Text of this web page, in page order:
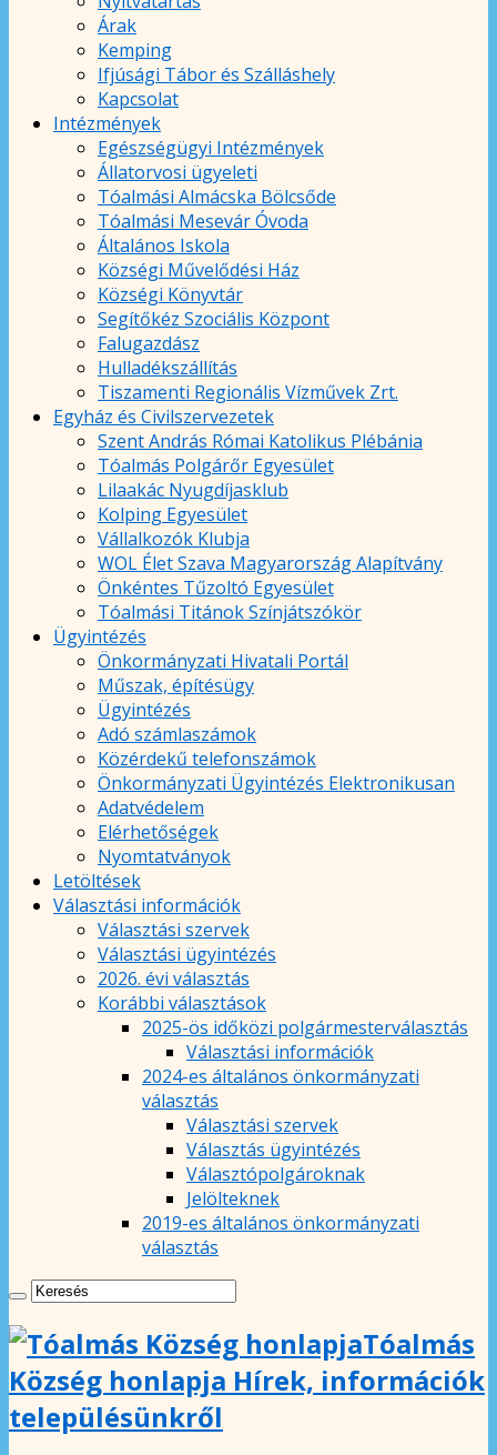
Árak
Kemping
Ifjúsági Tábor és Szálláshely
Kapcsolat
Intézmények
Egészségügyi Intézmények
Állatorvosi ügyeleti
Tóalmási Almácska Bölcsőde
Tóalmási Mesevár Óvoda
Általános Iskola
Községi Művelődési Ház
Községi Könyvtár
Segítőkéz Szociális Központ
Falugazdász
Hulladékszállítás
Tiszamenti Regionális Vízművek Zrt.
Egyház és Civilszervezetek
Szent András Római Katolikus Plébánia
Tóalmás Polgárőr Egyesület
Lilaakác Nyugdíjasklub
Kolping Egyesület
Vállalkozók Klubja
WOL Élet Szava Magyarország Alapítvány
Önkéntes Tűzoltó Egyesület
Tóalmási Titánok Színjátszókör
Ügyintézés
Önkormányzati Hivatali Portál
Műszak, építésügy
Ügyintézés
Adó számlaszámok
Közérdekű telefonszámok
Önkormányzati Ügyintézés Elektronikusan
Adatvédelem
Elérhetőségek
Nyomtatványok
Letöltések
Választási információk
Választási szervek
Választási ügyintézés
2026. évi választás
Korábbi választások
2025-ös időközi polgármesterválasztás
Választási információk
2024-es általános önkormányzati
választás
Választási szervek
Választás ügyintézés
Választópolgároknak
Jelölteknek
2019-es általános önkormányzati
választás
Tóalmás
Község honlapja Hírek, információk
településünkről